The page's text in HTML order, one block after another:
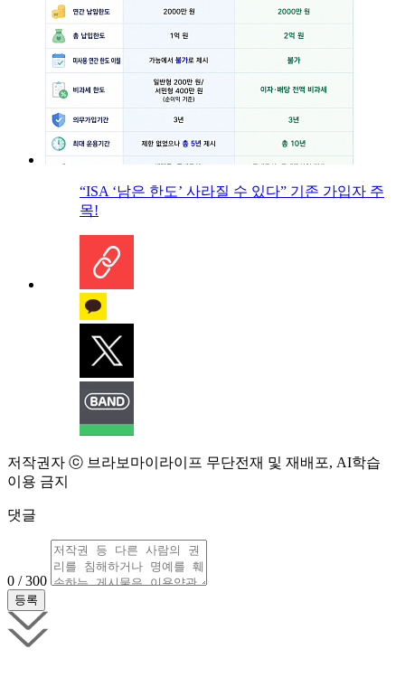
“ISA ‘남은 한도’ 사라질 수 있다” 기존 가입자 주
목!
저작권자 ⓒ 브라보마이라이프 무단전재 및 재배포, AI학습
이용 금지
댓글
0 / 300